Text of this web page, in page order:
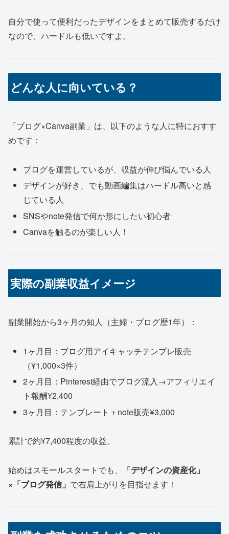
自分で使って便利だったデザインをまとめて販売するだけ
なので、ハードルも低いですよ。
どんな人に向いている？
「ブログ×Canva副業」は、以下のような人に特におすす
めです：
ブログを運営しているが、収益が伸び悩んでいる人
デザインが好き、でも動画編集はハードル高いと感
じている人
SNSやnote発信で何か形にしたい初心者
Canvaを触るのが楽しい人！
実際の副業収益イメージ
副業開始から3ヶ月の知人（主婦・ブログ歴1年）：
1ヶ月目：ブログ用アイキャッチテンプレ販売
（¥1,000×3件）
2ヶ月目：Pinterest経由でブログ流入→アフィリエイ
ト報酬¥2,400
3ヶ月目：テンプレート＋note販売¥3,000
累計で約¥7,400程度の収益。
始めはスモールスタートでも、
「デザインの資産化」
×「ブログ発信」 で右肩上がりを目指せます！